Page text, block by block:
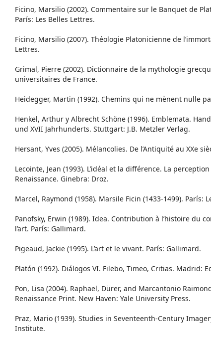
Ficino, Marsilio (2002). Commentaire sur le Banquet de
París: Les Belles Lettres.
Ficino, Marsilio (2007). Théologie Platonicienne de
Lettres.
Grimal, Pierre (2002). Dictionnaire de la mythologie
universitaires de France.
Heidegger, Martin (1992). Chemins qui ne mènent nulle
Henkel, Arthur y Albrecht Schöne (1996). Emblemata.
und XVII Jahrhunderts. Stuttgart: J.B. Metzler Verlag.
Hersant, Yves (2005). Mélancolies. De l’Antiquité au XXe
Lecointe, Jean (1993). L’idéal et la différence. La
Renaissance. Ginebra: Droz.
Marcel, Raymond (1958). Marsile Ficin (1433-1499). París:
Panofsky, Erwin (1989). Idea. Contribution à l’histoire du
l’art. París: Gallimard.
Pigeaud, Jackie (1995). L’art et le vivant. París: Gallimard.
Platón (1992). Diálogos VI. Filebo, Timeo, Critias. Madrid:
Pon, Lisa (2004). Raphael, Dürer, and Marcantonio
Renaissance Print. New Haven: Yale University Press.
Praz, Mario (1939). Studies in Seventeenth-Century
Institute.